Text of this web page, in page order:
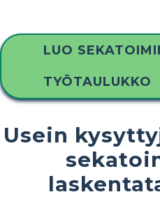
LUO
TYÖTAULUKKO
Usein